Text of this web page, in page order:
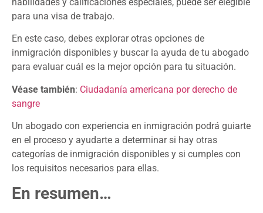
para una visa de trabajo.
En este caso, debes explorar otras opciones de
inmigración disponibles y buscar la ayuda de tu abogado
para evaluar cuál es la mejor opción para tu situación.
Véase también: Ciudadanía americana por derecho de
sangre
Un abogado con experiencia en inmigración podrá guiarte
en el proceso y ayudarte a determinar si hay otras
categorías de inmigración disponibles y si cumples con
los requisitos necesarios para ellas.
En resumen…